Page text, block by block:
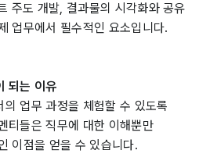
주도 개발, 결과물의 시각화와 공유
업무에서 필수적인 요소입니다.
되는 이유
업무 과정을 체험할 수 있도록
티들은 직무에 대한 이해뿐만
이점을 얻을 수 있습니다.